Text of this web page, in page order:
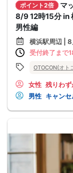
ポイント2倍
マ
8/9 12時15分 in
男性編
横浜駅周辺 |
受付終了まで
OTOCON(オト
女性 残りわず
男性 キャン